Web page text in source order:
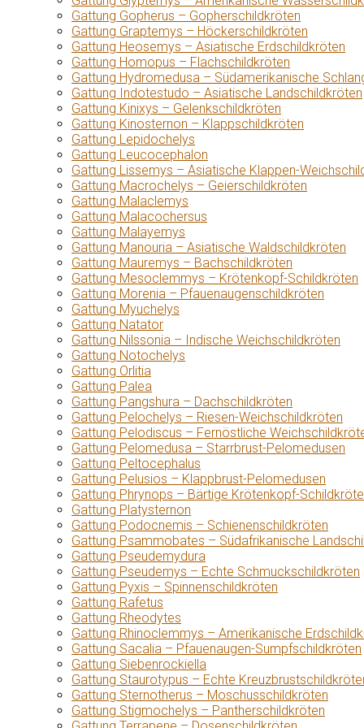
Gattung Gopherus – Gopherschildkröten
Gattung Graptemys – Höckerschildkröten
Gattung Heosemys – Asiatische Erdschildkröten
Gattung Homopus – Flachschildkröten
Gattung Hydromedusa – Südamerikanische
Gattung Indotestudo – Asiatische Landschildkröten
Gattung Kinixys – Gelenkschildkröten
Gattung Kinosternon – Klappschildkröten
Gattung Lepidochelys
Gattung Leucocephalon
Gattung Lissemys – Asiatische Klappen-
Gattung Macrochelys – Geierschildkröten
Gattung Malaclemys
Gattung Malacochersus
Gattung Malayemys
Gattung Manouria – Asiatische Waldschildkröten
Gattung Mauremys – Bachschildkröten
Gattung Mesoclemmys – Krötenkopf-Schildkröten
Gattung Morenia – Pfauenaugenschildkröten
Gattung Myuchelys
Gattung Natator
Gattung Nilssonia – Indische Weichschildkröten
Gattung Notochelys
Gattung Orlitia
Gattung Palea
Gattung Pangshura – Dachschildkröten
Gattung Pelochelys – Riesen-Weichschildkröten
Gattung Pelodiscus – Fernöstliche
Gattung Pelomedusa – Starrbrust-Pelomedusen
Gattung Peltocephalus
Gattung Pelusios – Klappbrust-Pelomedusen
Gattung Phrynops – Bärtige Krötenkopf-
Gattung Platysternon
Gattung Podocnemis – Schienenschildkröten
Gattung Psammobates – Südafrikanische
Gattung Pseudemydura
Gattung Pseudemys – Echte Schmuckschildkröten
Gattung Pyxis – Spinnenschildkröten
Gattung Rafetus
Gattung Rheodytes
Gattung Rhinoclemmys – Amerikanische
Gattung Sacalia – Pfauenaugen-Sumpfschildkröten
Gattung Siebenrockiella
Gattung Staurotypus – Echte
Gattung Sternotherus – Moschusschildkröten
Gattung Stigmochelys – Pantherschildkröten